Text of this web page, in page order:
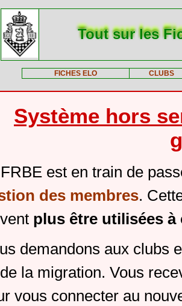
Tout sur les
FICHES ELO CLUBS
Système hors
est en train de
des membres.
plus être utilisées
demandons aux clubs
la migration. Vous
vous connecter au